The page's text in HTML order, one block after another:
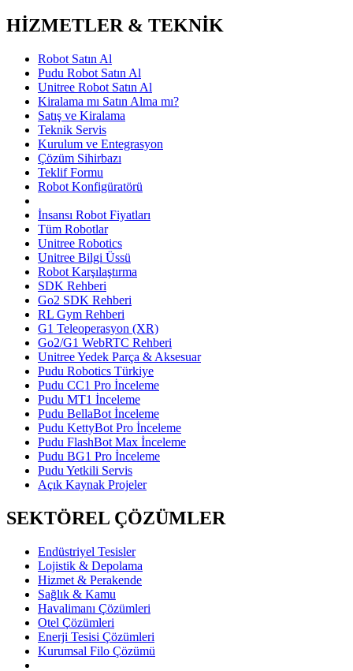
HİZMETLER & TEKNİK
Robot Satın Al
Pudu Robot Satın Al
Unitree Robot Satın Al
Kiralama mı Satın Alma mı?
Satış ve Kiralama
Teknik Servis
Kurulum ve Entegrasyon
Çözüm Sihirbazı
Teklif Formu
Robot Konfigüratörü
İnsansı Robot Fiyatları
Tüm Robotlar
Unitree Robotics
Unitree Bilgi Üssü
Robot Karşılaştırma
SDK Rehberi
Go2 SDK Rehberi
RL Gym Rehberi
G1 Teleoperasyon (XR)
Go2/G1 WebRTC Rehberi
Unitree Yedek Parça & Aksesuar
Pudu Robotics Türkiye
Pudu CC1 Pro İnceleme
Pudu MT1 İnceleme
Pudu BellaBot İnceleme
Pudu KettyBot Pro İnceleme
Pudu FlashBot Max İnceleme
Pudu BG1 Pro İnceleme
Pudu Yetkili Servis
Açık Kaynak Projeler
SEKTÖREL ÇÖZÜMLER
Endüstriyel Tesisler
Lojistik & Depolama
Hizmet & Perakende
Sağlık & Kamu
Havalimanı Çözümleri
Otel Çözümleri
Enerji Tesisi Çözümleri
Kurumsal Filo Çözümü